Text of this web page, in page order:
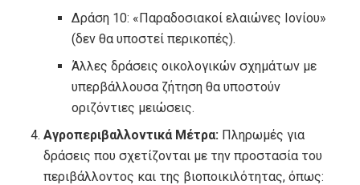
∆ράση 10: «Παραδοσιακοί ελαιώνες Ιονίου»
(δεν θα υποστεί περικοπές).
Άλλες δράσεις οικολογικών σχημάτων με
υπερβάλλουσα ζήτηση θα υποστούν
οριζόντιες μειώσεις.
Αγροπεριβαλλοντικά Μέτρα: Πληρωμές για
δράσεις που σχετίζονται με την προστασία του
περιβάλλοντος και της βιοποικιλότητας, όπως: